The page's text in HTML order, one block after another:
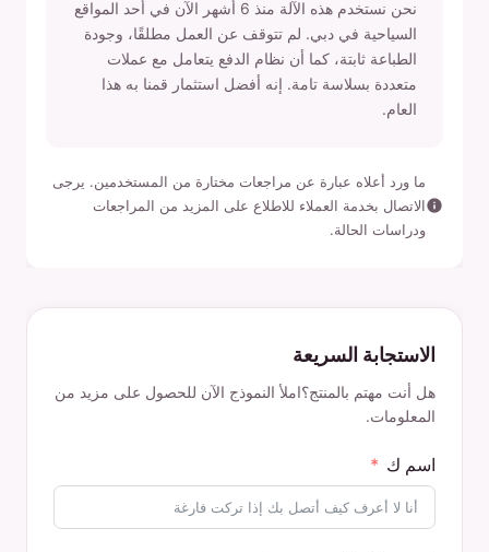
نحن نستخدم هذه الآلة منذ 6 أشهر الآن في أحد المواقع
السياحية في دبي. لم تتوقف عن العمل مطلقًا، وجودة
الطباعة ثابتة، كما أن نظام الدفع يتعامل مع عملات
متعددة بسلاسة تامة. إنه أفضل استثمار قمنا به هذا
العام.
ما ورد أعلاه عبارة عن مراجعات مختارة من المستخدمين. يرجى
الاتصال بخدمة العملاء للاطلاع على المزيد من المراجعات
ودراسات الحالة.
الاستجابة السريعة
هل أنت مهتم بالمنتج؟املأ النموذج الآن للحصول على مزيد من
المعلومات.
اسم ك